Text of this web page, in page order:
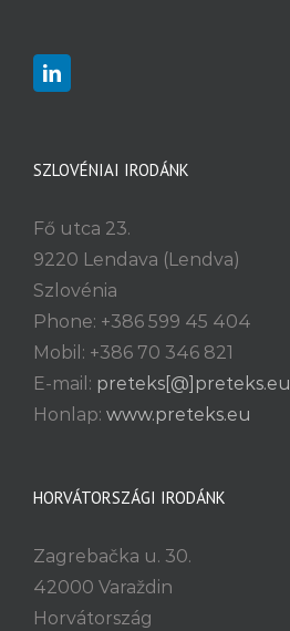
SZLOVÉNIAI IRODÁNK
Fő utca 23.
9220 Lendava (Lendva)
Szlovénia
Phone: +386 599 45 404
Mobil: +386 70 346 821
E-mail: preteks[@]preteks.eu
Honlap: www.preteks.eu
HORVÁTORSZÁGI IRODÁNK
Zagrebačka u. 30.
42000 Varaždin
Horvátország